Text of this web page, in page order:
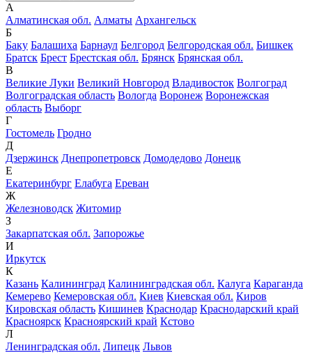
А
Алматинская обл. Алматы Архангельск
Б
Баку Балашиха Барнаул Белгород Белгородская обл. Бишкек
Братск Брест Брестская обл. Брянск Брянская обл.
В
Великие Луки Великий Новгород Владивосток Волгоград
Волгоградская область Вологда Воронеж Воронежская
область Выборг
Г
Гостомель Гродно
Д
Дзержинск Днепропетровск Домодедово Донецк
Е
Екатеринбург Елабуга Ереван
Ж
Железноводск Житомир
З
Закарпатская обл. Запорожье
И
Иркутск
К
Казань Калининград Калининградская обл. Калуга Караганда
Кемерево Кемеровская обл. Киев Киевская обл. Киров
Кировская область Кишинев Краснодар Краснодарский край
Красноярск Красноярский край Кстово
Л
Ленинградская обл. Липецк Львов